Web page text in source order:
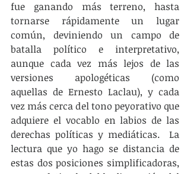
fue ganando más terreno, hasta
tornarse rápidamente un lugar
común, deviniendo un campo de
batalla político e interpretativo,
aunque cada vez más lejos de las
versiones apologéticas (como
aquellas de Ernesto Laclau), y cada
vez más cerca del tono peyorativo que
adquiere el vocablo en labios de las
derechas políticas y mediáticas.  La
lectura que yo hago se distancia de
estas dos posiciones simplificadoras,